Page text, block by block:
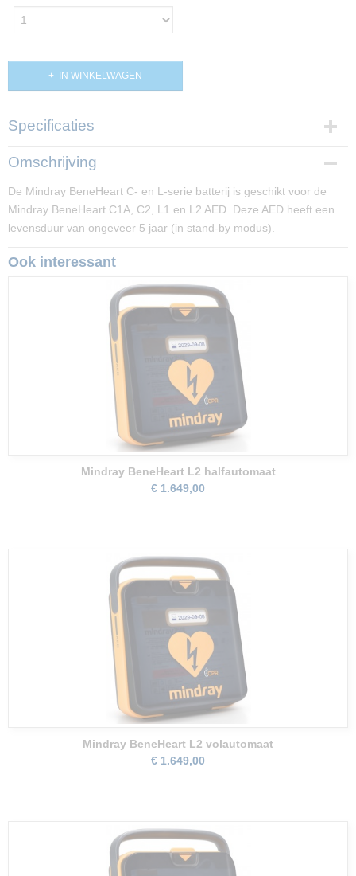
IN WINKELWAGEN
Specificaties
Productcode
Omschrijving
De Mindray BeneHeart C- en L-serie batterij is geschikt voor de
Mindray BeneHeart C1A, C2, L1 en L2 AED. Deze AED heeft een
levensduur van ongeveer 5 jaar (in stand-by modus).
Ook interessant
Mindray BeneHeart L2 halfautomaat
€ 1.649,00
Mindray BeneHeart L2 volautomaat
€ 1.649,00